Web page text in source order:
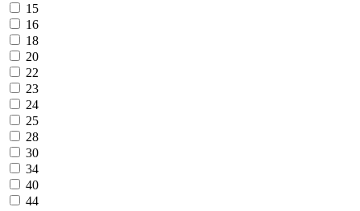
15
16
18
20
22
23
24
25
28
30
34
40
44